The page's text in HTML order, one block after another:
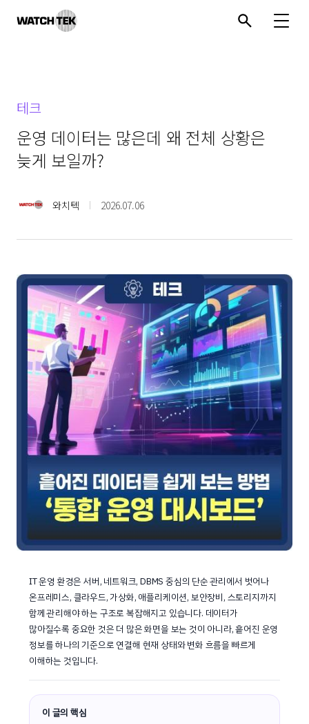
테크
운영 데이터는 많은데 왜 전체 상황은
늦게 보일까?
와치텍 2026.07.06
IT 운영 환경은 서버, 네트워크, DBMS 중심의 단순 관리에서 벗어나
온프레미스, 클라우드, 가상화, 애플리케이션, 보안장비, 스토리지까지
함께 관리해야 하는 구조로 복잡해지고 있습니다. 데이터가
많아질수록 중요한 것은 더 많은 화면을 보는 것이 아니라, 흩어진 운영
정보를 하나의 기준으로 연결해 현재 상태와 변화 흐름을 빠르게
이해하는 것입니다.
이 글의 핵심